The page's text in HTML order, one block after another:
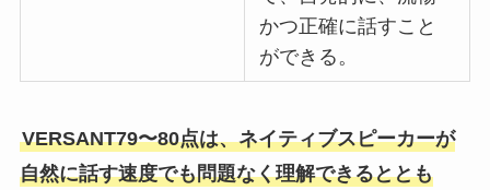
かつ正確に話すこと
ができる。
VERSANT79〜80点は、ネイティブスピーカーが
自然に話す速度でも問題なく理解できるととも